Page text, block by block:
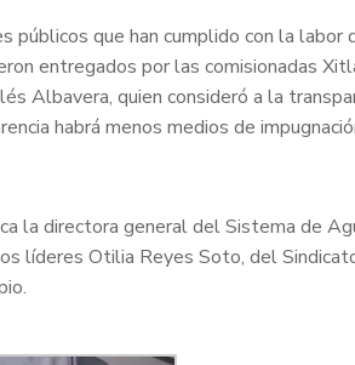
que han cumplido con la labor
entregados por las comisionadas
Albavera, quien consideró a la
habrá menos medios de
directora general del Sistema de
líderes Otilia Reyes Soto, del